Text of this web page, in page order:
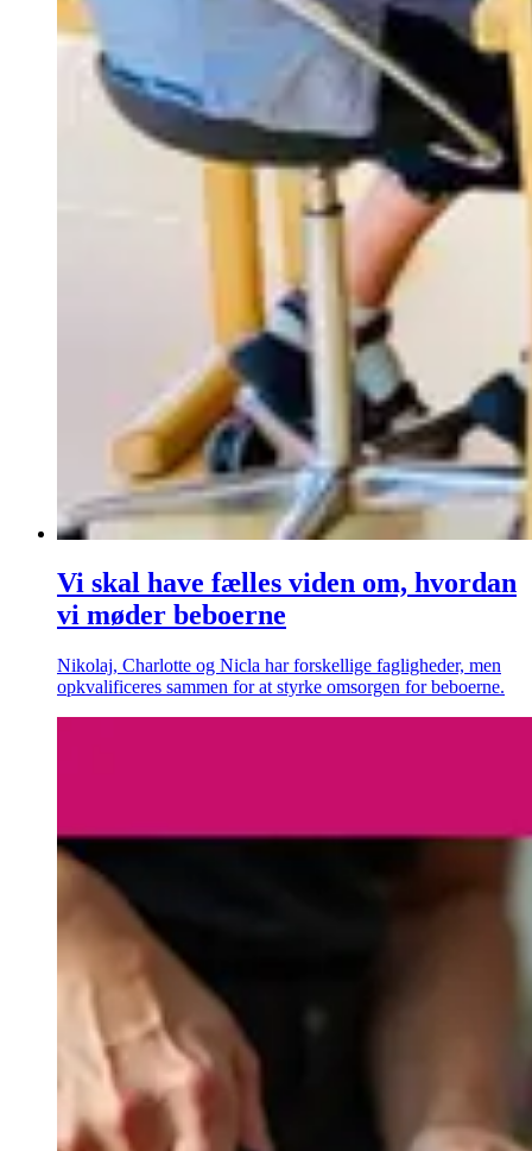
Vi skal have fælles viden om, hvordan
vi møder beboerne
Nikolaj, Charlotte og Nicla har forskellige fagligheder, men
opkvalificeres sammen for at styrke omsorgen for beboerne.